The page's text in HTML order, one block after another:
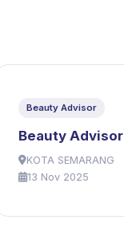
Beauty Advisor
Beauty Advisor
KOTA SEMARANG
13 Nov 2025